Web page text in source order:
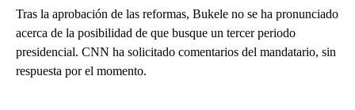
Tras la aprobación de las reformas, Bukele no se ha pronunciado
acerca de la posibilidad de que busque un tercer periodo
presidencial. CNN ha solicitado comentarios del mandatario, sin
respuesta por el momento.